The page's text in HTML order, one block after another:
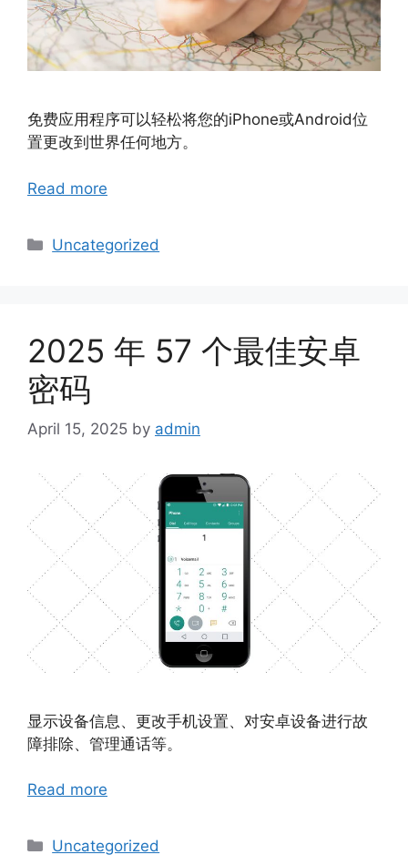
免费应用程序可以轻松将您的iPhone或Android位
置更改到世界任何地方。
Read more
Categories
Uncategorized
2025 年 57 个最佳安卓
密码
April 15, 2025 by admin
显示设备信息、更改手机设置、对安卓设备进行故
障排除、管理通话等。
Read more
Categories
Uncategorized